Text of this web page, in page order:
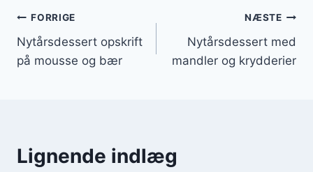
Indlægsnavigation
FORRIGE
Nytårsdessert opskrift
på mousse og bær
NÆSTE
Nytårsdessert med
mandler og krydderier
Lignende indlæg